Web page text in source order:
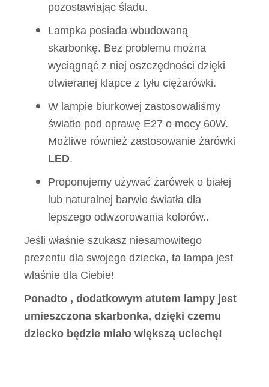
pozostawiając śladu.
Lampka posiada wbudowaną
skarbonkę. Bez problemu można
wyciągnąć z niej oszczędności dzięki
otwieranej klapce z tyłu ciężarówki.
W lampie biurkowej zastosowaliśmy
światło pod oprawę E27 o mocy 60W.
Możliwe również zastosowanie żarówki
LED.
Proponujemy używać żarówek o białej
lub naturalnej barwie światła dla
lepszego odwzorowania kolorów..
Jeśli właśnie szukasz niesamowitego
prezentu dla swojego dziecka, ta lampa jest
właśnie dla Ciebie!
Ponadto , dodatkowym atutem lampy jest
umieszczona skarbonka, dzięki czemu
dziecko będzie miało większą uciechę!